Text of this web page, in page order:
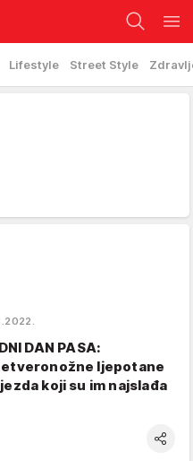
Lifestyle Street Style
DAN PASA:
ljepotane
koji su im najslađa